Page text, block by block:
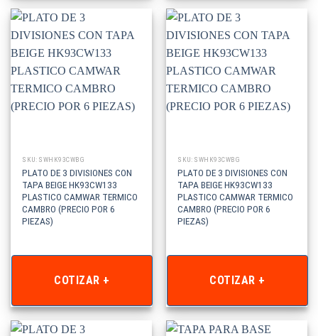
SKU: SWHK93CWBG
PLATO DE 3 DIVISIONES CON
TAPA BEIGE HK93CW133
PLASTICO CAMWAR TERMICO
CAMBRO (PRECIO POR 6
PIEZAS)
COTIZAR +
SKU: SWHK93CWBG
PLATO DE 3 DIVISIONES CON
TAPA BEIGE HK93CW133
PLASTICO CAMWAR TERMICO
CAMBRO (PRECIO POR 6
PIEZAS)
COTIZAR +